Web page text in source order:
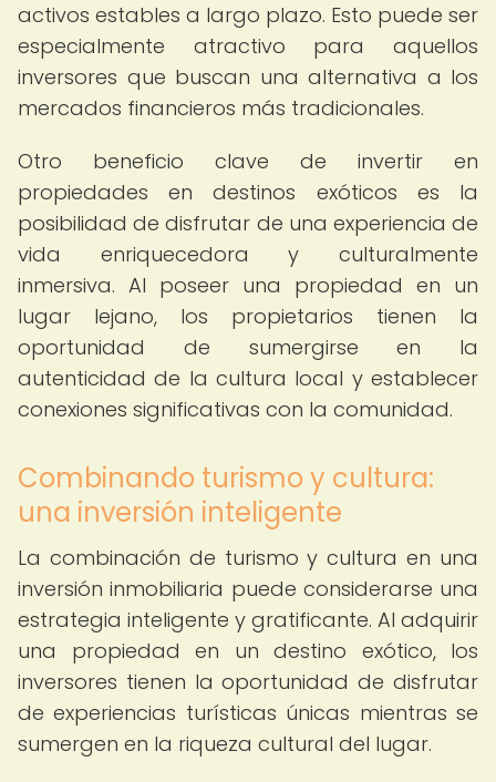
activos estables a largo plazo. Esto puede ser
especialmente atractivo para aquellos
inversores que buscan una alternativa a los
mercados financieros más tradicionales.
Otro beneficio clave de invertir en
propiedades en destinos exóticos es la
posibilidad de disfrutar de una experiencia de
vida enriquecedora y culturalmente
inmersiva. Al poseer una propiedad en un
lugar lejano, los propietarios tienen la
oportunidad de sumergirse en la
autenticidad de la cultura local y establecer
conexiones significativas con la comunidad.
Combinando turismo y cultura:
una inversión inteligente
La combinación de turismo y cultura en una
inversión inmobiliaria puede considerarse una
estrategia inteligente y gratificante. Al adquirir
una propiedad en un destino exótico, los
inversores tienen la oportunidad de disfrutar
de experiencias turísticas únicas mientras se
sumergen en la riqueza cultural del lugar.